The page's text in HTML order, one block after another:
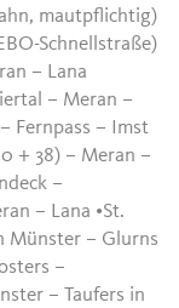
mautpflichtig)
Schnellstraße)
– Lana
– Meran –
Fernpass – Imst
+ 38) – Meran –
–
– Lana •St.
Münster – Glurns
–
– Taufers in